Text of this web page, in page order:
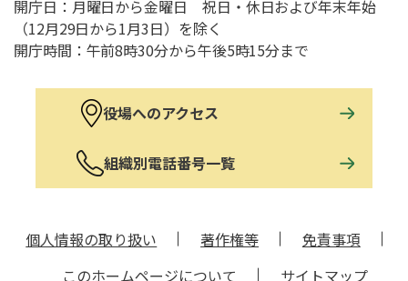
開庁日：月曜日から金曜日 祝日・休日および年末年始
（12月29日から1月3日）を除く
開庁時間：午前8時30分から午後5時15分まで
役場へのアクセス
組織別電話番号一覧
個人情報の取り扱い 著作権等
免責事項
このホームページについて
サイトマップ